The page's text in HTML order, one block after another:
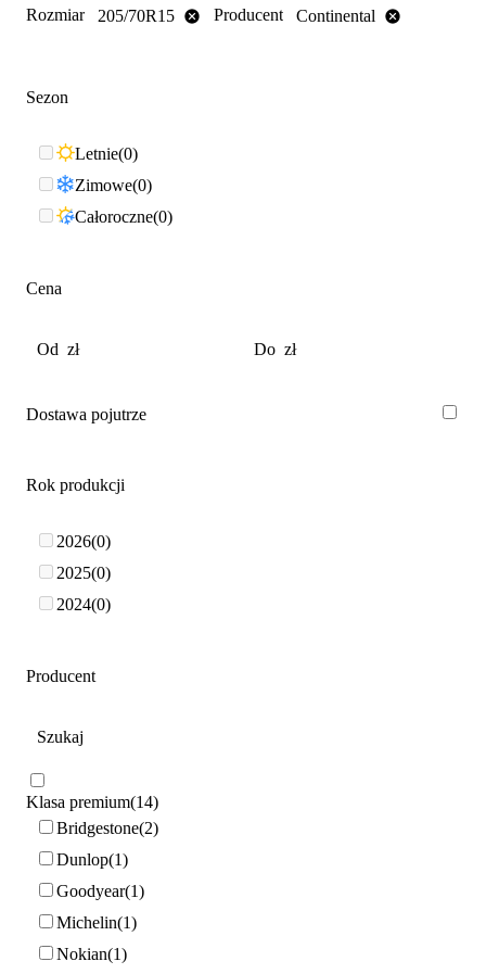
Rozmiar 205/70R15 Producent Continental
Sezon
Letnie 0
Zimowe 0
Całoroczne 0
Cena
Dostawa pojutrze
Rok produkcji
2026 0
2025 0
2024 0
Producent
Klasa premium 14
Bridgestone 2
Dunlop 1
Goodyear 1
Michelin 1
Nokian 1